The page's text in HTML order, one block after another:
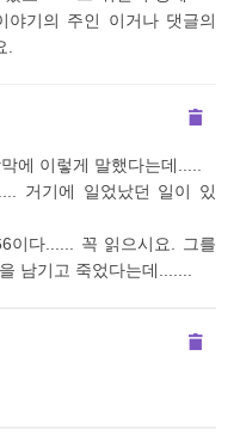
야기의 주인 이거나 댓글의
에 이렇게 말했다는데.....
거기에 일었났던 일이 있
이다...... 꼭 읽으시요. 그를
남기고 죽었다는데.......